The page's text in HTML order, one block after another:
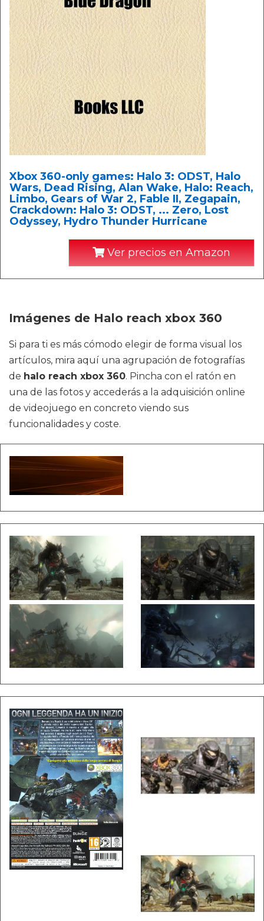
Xbox 360-only games: Halo 3: ODST, Halo
Wars, Dead Rising, Alan Wake, Halo: Reach,
Limbo, Gears of War 2, Fable II, Zegapain,
Crackdown: Halo 3: ODST, ... Zero, Lost
Odyssey, Hydro Thunder Hurricane
Ver precios en Amazon
Imágenes de Halo reach xbox 360
Si para ti es más cómodo elegir de forma visual los
artículos, mira aquí una agrupación de fotografías
de halo reach xbox 360. Pincha con el ratón en
una de las fotos y accederás a la adquisición online
de videojuego en concreto viendo sus
funcionalidades y coste.